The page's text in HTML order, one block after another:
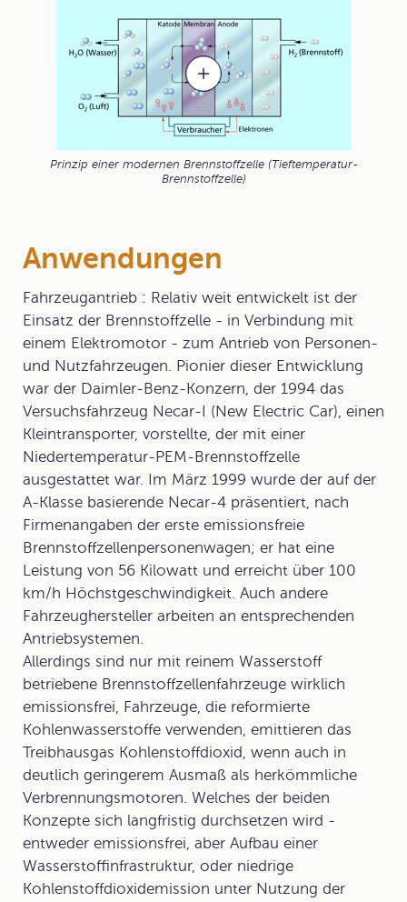
Prinzip einer modernen Brennstoffzelle (Tieftemperatur-
Brennstoffzelle)
Anwendungen
Fahrzeugantrieb : Relativ weit entwickelt ist der
Einsatz der Brennstoffzelle - in Verbindung mit
einem Elektromotor - zum Antrieb von Personen-
und Nutzfahrzeugen. Pionier dieser Entwicklung
war der Daimler-Benz-Konzern, der 1994 das
Versuchsfahrzeug Necar-I (New Electric Car), einen
Kleintransporter, vorstellte, der mit einer
Niedertemperatur-PEM-Brennstoffzelle
ausgestattet war. Im März 1999 wurde der auf der
A-Klasse basierende Necar-4 präsentiert, nach
Firmenangaben der erste emissionsfreie
Brennstoffzellenpersonenwagen; er hat eine
Leistung von 56 Kilowatt und erreicht über 100
km/h Höchstgeschwindigkeit. Auch andere
Fahrzeughersteller arbeiten an entsprechenden
Antriebsystemen.
Allerdings sind nur mit reinem Wasserstoff
betriebene Brennstoffzellenfahrzeuge wirklich
emissionsfrei, Fahrzeuge, die reformierte
Kohlenwasserstoffe verwenden, emittieren das
Treibhausgas Kohlenstoffdioxid, wenn auch in
deutlich geringerem Ausmaß als herkömmliche
Verbrennungsmotoren. Welches der beiden
Konzepte sich langfristig durchsetzen wird -
entweder emissionsfrei, aber Aufbau einer
Wasserstoffinfrastruktur, oder niedrige
Kohlenstoffdioxidemission unter Nutzung der